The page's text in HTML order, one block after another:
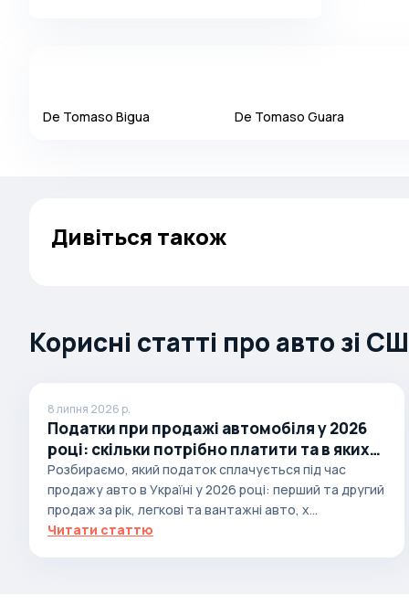
AM General
Asia
Aurus
Austin Healey
Autobianchi
Avatr
Avtokam
BAIC
De Tomaso Bigua De Tomaso Guara
Дивіться також
Корисні статті про авто зі
8 липня 2026 р.
Податки при продажі автомобіля у 2026
році: скільки потрібно платити та в яких
випадках
Розбираємо, який податок сплачується під час
продажу авто в Україні у 2026 році: перший та другий
продаж за рік, легкові та вантажні авто, х...
Читати статтю